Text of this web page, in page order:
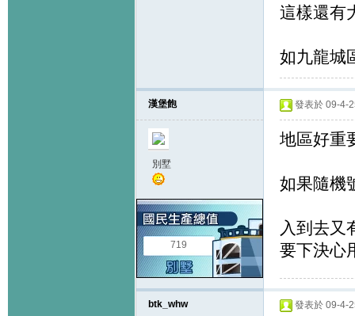
這樣還有
如九龍城
漢堡飽
別墅
719
發表於 09-4-
地區好重
如果隨機
入到去又
要下決心
btk_whw 發表於 09-4-